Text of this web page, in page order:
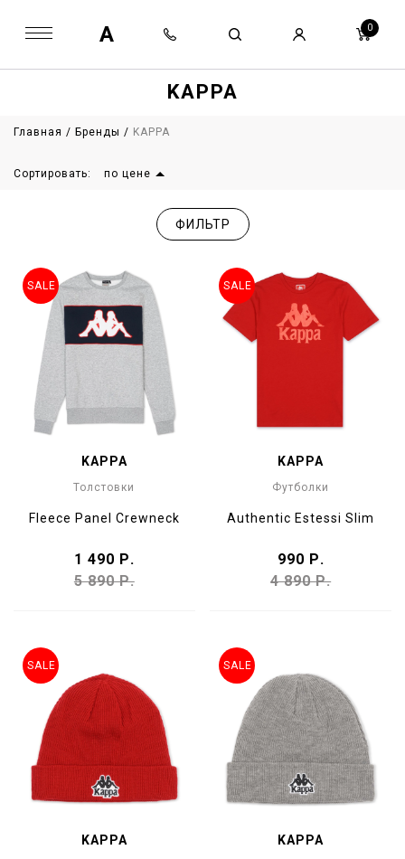
A 0
KAPPA
Главная / Бренды / KAPPA
Сортировать: по цене
ФИЛЬТР
KAPPA
Толстовки
Fleece Panel Crewneck
1 490 Р.
5 890 Р.
SALE
KAPPA
Футболки
Authentic Estessi Slim
990 Р.
4 890 Р.
SALE
KAPPA
SALE
KAPPA
SALE